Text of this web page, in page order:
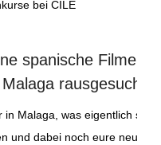
spanische Filme
rausgesucht
in Malaga, was eigentlich
und dabei noch eure neu